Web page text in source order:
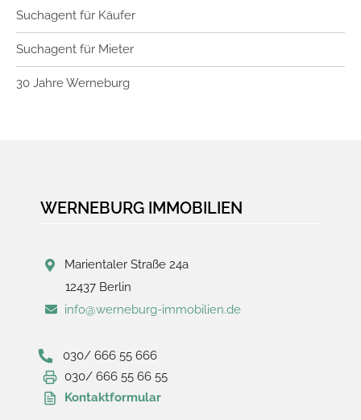
Suchagent für Käufer
Suchagent für Mieter
30 Jahre Werneburg
WERNEBURG IMMOBILIEN
Marientaler Straße 24a
12437 Berlin
info@werneburg-immobilien.de
030/ 666 55 666
030/ 666 55 66 55
Kontaktformular